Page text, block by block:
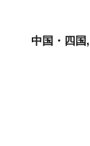
中国・四国